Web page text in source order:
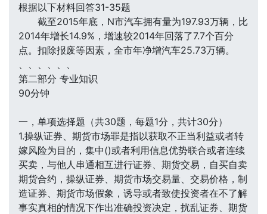
根据以下材料回答31-35题
截至2015年底，N市汽车拥有量为197.93万辆，比
2014年增长14.9%，增速较2014年回落了7.7个百分
点。扣除报废等因素，全市年净增汽车25.73万辆。
、、、、、、
第二部分 专业知识
90分钟
一，单项选择题（共30题，每题1分，共计30分）
1.操纵证券、期货市场罪是指以获取不正当利益或者转
嫁风险为目的，集中()或者利用信息优势联合或者连续
买卖，与他人串通相互进行证券、期货交易，自买自卖
期货合约，操纵证券、期货市场交易量、交易价格，制
造证券、期货市场假象，诱导或者致使投资者在不了解
事实真相的情况下作出准确投资决定，扰乱证券、期货